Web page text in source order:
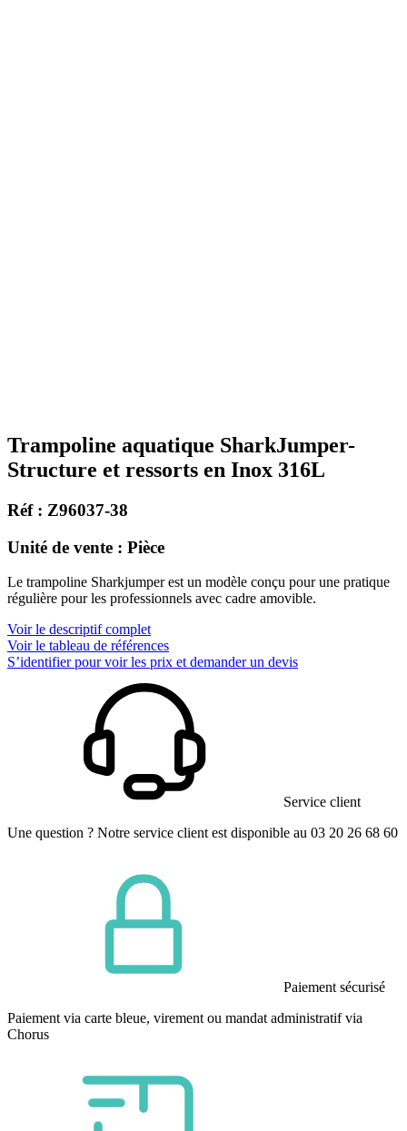
Trampoline aquatique SharkJumper-
Structure et ressorts en Inox 316L
Réf : Z96037-38
Unité de vente : Pièce
Le trampoline Sharkjumper est un modèle conçu pour une pratique
régulière pour les professionnels avec cadre amovible.
Voir le descriptif complet
Voir le tableau de références
S’identifier pour voir les prix et demander un devis
Service client
Une question ? Notre service client est disponible au 03 20 26 68 60
Paiement sécurisé
Paiement via carte bleue, virement ou mandat administratif via
Chorus